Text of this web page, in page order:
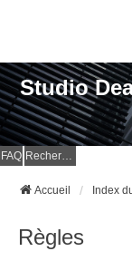
Studio
FAQ Rechercher
Accueil Index
Règles